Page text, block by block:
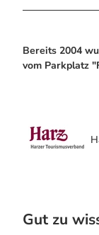
Bereits 2004
vom Parkplatz
Gut zu